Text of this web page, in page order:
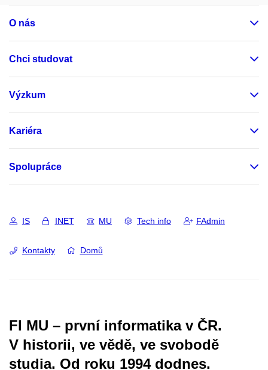
O nás
Chci studovat
Výzkum
Kariéra
Spolupráce
IS INET MU Tech info FAdmin
Kontakty Domů
FI MU – první informatika v ČR.
V historii, ve vědě, ve svobodě
studia. Od roku 1994 dodnes.